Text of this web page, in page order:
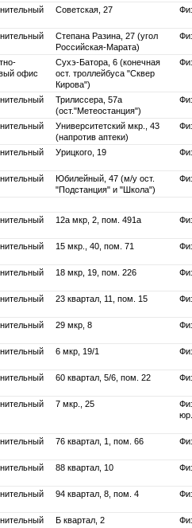
Советская, 27
Степана Разина, 27 (угол
Российская-Марата)
офис
Сухэ-Батора, 6 (конечная
ост. троллейбуса "Сквер
Кирова")
Трилиссера, 57а
(ост."Метеостанция")
Университетский мкр., 43
(напротив аптеки)
Урицкого, 19
Юбилейный, 47 (м/у ост.
"Подстанция" и "Школа")
12а мкр, 2, пом. 491а
15 мкр., 40, пом. 71
18 мкр, 19, пом. 226
23 квартал, 11, пом. 15
29 мкр, 8
6 мкр, 19/1
60 квартал, 5/6, пом. 22
7 мкр., 25
76 квартал, 1, пом. 66
88 квартал, 10
94 квартал, 8, пом. 4
Б квартал, 2